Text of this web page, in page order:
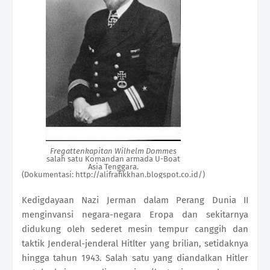
Fregattenkapitan Wilhelm Dommes
salah satu Komandan armada U-Boat
Asia Tenggara.
(Dokumentasi: http://alifrafikkhan.blogspot.co.id/)
Kedigdayaan Nazi Jerman dalam Perang Dunia II
menginvansi negara-negara Eropa dan sekitarnya
didukung oleh sederet mesin tempur canggih dan
taktik Jenderal-jenderal Hitlter yang brilian, setidaknya
hingga tahun 1943. Salah satu yang diandalkan Hitler